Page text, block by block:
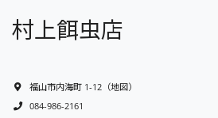
村上餌虫店
福山市内海町 1-12 （地図）
084-986-2161